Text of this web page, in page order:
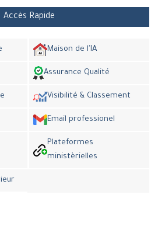
Accès Rapide
Maison de l'IA
Assurance Qualité
Visibilité & Classement
Email professionel
Plateformes
ministèrielles